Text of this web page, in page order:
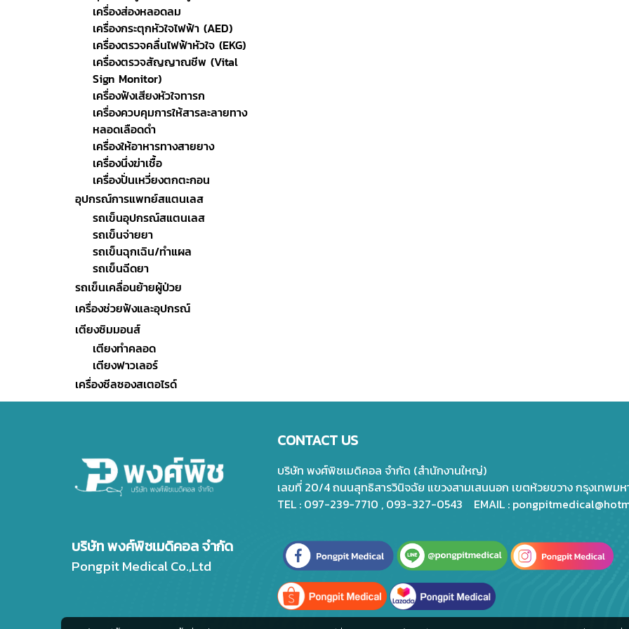
เครื่องส่องหลอดลม
เครื่องกระตุกหัวใจไฟฟ้า (AED)
เครื่องตรวจคลื่นไฟฟ้าหัวใจ (EKG)
เครื่องตรวจสัญญาณชีพ (Vital
Sign Monitor)
เครื่องฟังเสียงหัวใจทารก
เครื่องควบคุมการให้สารละลายทาง
หลอดเลือดดำ
เครื่องให้อาหารทางสายยาง
เครื่องนึ่งฆ่าเชื้อ
เครื่องปั่นเหวี่ยงตกตะกอน
อุปกรณ์การแพทย์สแตนเลส
รถเข็นอุปกรณ์สแตนเลส
รถเข็นจ่ายยา
รถเข็นฉุกเฉิน/ทำแผล
รถเข็นฉีดยา
รถเข็นเคลื่อนย้ายผู้ป่วย
เครื่องช่วยฟังและอุปกรณ์
เตียงซิมมอนส์
เตียงทำคลอด
เตียงฟาวเลอร์
เครื่องซีลซองสเตอไรด์
บริษัท พงศ์พิชเมดิคอล จำกัด
Pongpit Medical Co.,Ltd
CONTACT US
บริษัท พงศ์พิชเมดิคอล จำกัด (สำนักงานใหญ่)
เลขที่ 20/4 ถนนสุทธิสารวินิจฉัย แขวงสามเสนนอก เขตห้วยขวาง กรุงเทพมห
TEL : 097-239-7710 , 093-327-0543 EMAIL :